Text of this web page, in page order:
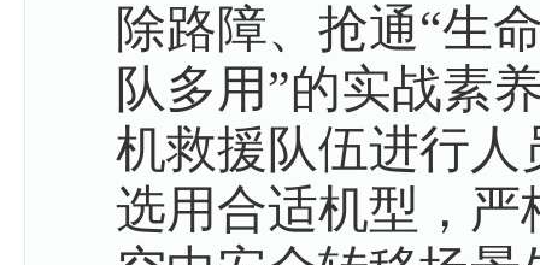
除路障、抢通“生
队多用”的实战素
机救援队伍进行
选用合适机型，